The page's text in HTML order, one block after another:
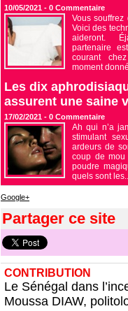
10/05/2021 - 0 Commentaire
Vous souffrez
Voici des
aideront.
partenaire
courant
moment
Les dix
assurent une saine
17/02/2021 - 0 Commentaire
Ah qui n’a
stimulant
ardeurs de
coup de
poudre
quels sont les...
Google+
Partager ce site
CONTRIBUTION
Le Sénégal dans
Moussa DIAW,